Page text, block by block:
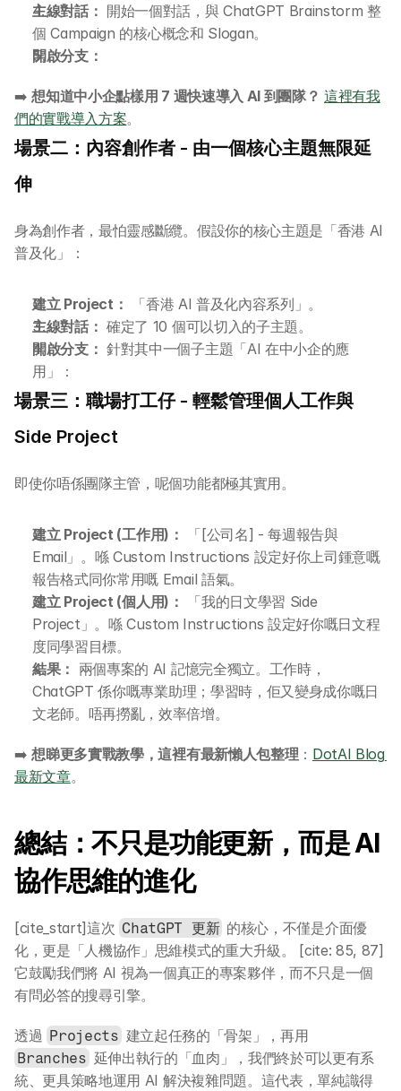
主線對話： 開始一個對話，與 ChatGPT Brainstorm 整
個 Campaign 的核心概念和 Slogan。
開啟分支：
➡️ 想知道中小企點樣用 7 週快速導入 AI 到團隊？ 這裡有我
們的實戰導入方案。
場景二：內容創作者 - 由一個核心主題無限延
伸
身為創作者，最怕靈感斷纜。假設你的核心主題是「香港 AI
普及化」：
建立 Project：
「香港 AI 普及化內容系列」。
主線對話： 確定了 10 個可以切入的子主題。
開啟分支： 針對其中一個子主題「AI 在中小企的應
用」：
場景三：職場打工仔 - 輕鬆管理個人工作與
Side Project
即使你唔係團隊主管，呢個功能都極其實用。
建立 Project (工作用)：
「[公司名] - 每週報告與
Email」。喺 Custom Instructions 設定好你上司鍾意嘅
報告格式同你常用嘅 Email 語氣。
建立 Project (個人用)：
「我的日文學習 Side
Project」。喺 Custom Instructions 設定好你嘅日文程
度同學習目標。
結果： 兩個專案的 AI 記憶完全獨立。工作時，
ChatGPT 係你嘅專業助理；學習時，佢又變身成你嘅日
文老師。唔再撈亂，效率倍增。
➡️ 想睇更多實戰教學，這裡有最新懶人包整理 ： DotAI Blog
最新文章。
總結：不只是功能更新，而是 AI
協作思維的進化
[cite_start]這次 ChatGPT 更新 的核心，不僅是介面優
化，更是「人機協作」思維模式的重大升級。 [cite: 85, 87]
它鼓勵我們將 AI 視為一個真正的專案夥伴，而不只是一個
有問必答的搜尋引擎。
透過 Projects
Branches 延伸出執行的「血肉」，我們終於可以更有系
統、更具策略地運用 AI 解決複雜問題。這代表，單純識得
關於 DotAI
AI Builder 實戰訓練營
DotAI 課程時間表
AI 活動
AI 攻略及資訊
一年任學 AI 課程計劃
網上 AI 學習平台
AI 應用服務
AI 創意廣告服務
聯絡我們